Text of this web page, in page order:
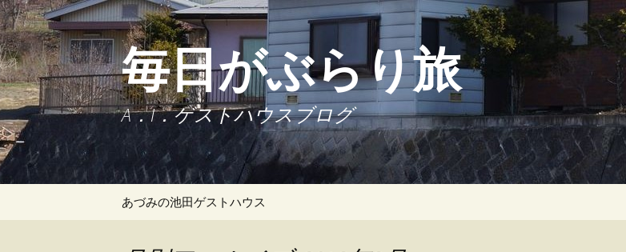
毎日がぶらり旅
A．I．ゲストハウスブログ
コンテンツへ移動
あづみの池田ゲストハウス